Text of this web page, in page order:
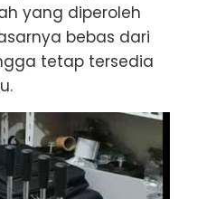
yang diperoleh
bebas dari
tetap tersedia